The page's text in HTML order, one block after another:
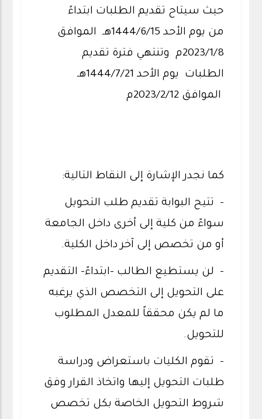
حيث سيتاح تقديم الطلبات ابتداءً
من يوم الأحد 1444/6/15هـ الموافق
2023/1/8م وتنتهي فترة تقديم
الطلبات يوم الأحد 1444/7/21هـ
الموافق 2023/2/12م
كما نجدر الإشارة إلى النقاط التالية:
- تتيح البوابة تقديم طلب التحويل
سواءً من كلية إلى أخرى داخل الجامعة
أو من تخصص إلى آخر داخل الكلية.
- لن يستطيع الطالب -ابتداءً- التقديم
على التحويل إلى التخصص الذي يرغبه
ما لم يكن محققاً للمعدل المطلوب
للتحويل.
- تقوم الكليات باستعراض ودراسة
طلبات التحويل إليها واتخاذ القرار وفق
شروط التحويل الخاصة بكل تخصص